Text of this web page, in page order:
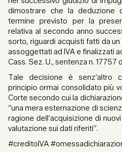
dimostrare che la deduzione
termine previsto per la
relativa al secondo anno
sorto, riguardi acquisti fatti da
assoggettati ad IVA e finalizzati
Cass. Sez. U., sentenza n. 17757
Tale decisione è senz’altro
principio ormai consolidato più
Corte secondo cui la
“una mera esternazione di
ragione dell’acquisizione di
valutazione sui dati riferiti”.
#creditoIVA